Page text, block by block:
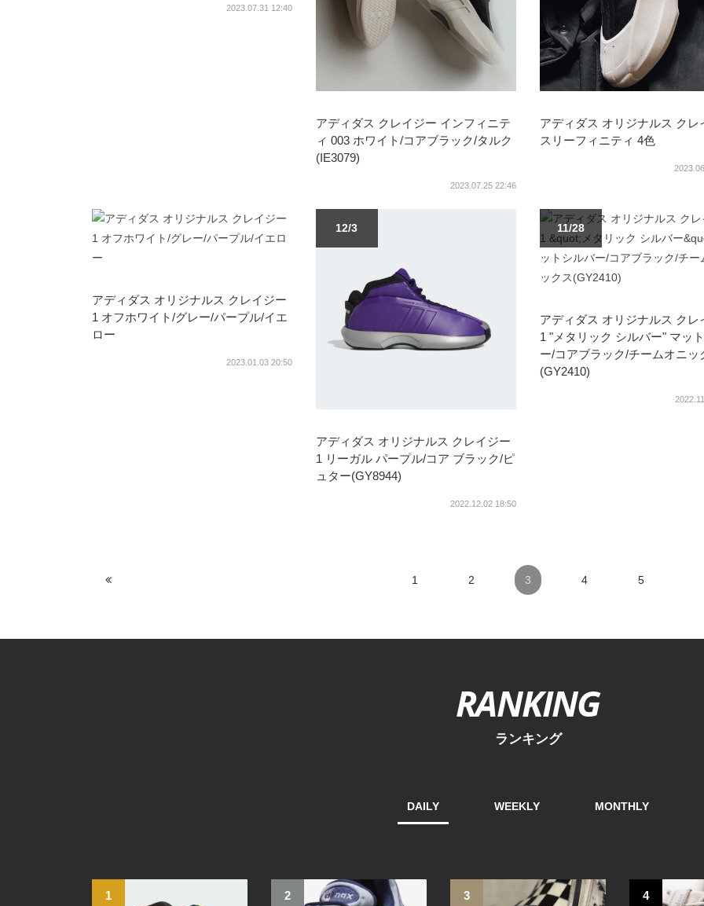
2023.07.31 12:40
アディダス クレイジー インフィニテ
ィ 003 ホワイト/コアブラック/タルク
(IE3079)
2023.07.25 22:46
アディダス オリジナルス クレ
スリーフィニティ 4色
アディダス オリジナルス クレイジー
1 オフホワイト/グレー/パープル/イエ
ロー
2023.01.03 20:50
12/3
アディダス オリジナルス クレイジー
1 リーガル パープル/コア ブラック/ピ
ュター(GY8944)
2022.12.02 18:50
11/28
アディダス オリジナルス クレ
1 "メタリック シルバー" マッ
ー/コアブラック/チームオニッ
(GY2410)
1 2 3 4 5
RANKING
ランキング
DAILY WEEKLY MONTHLY
1 2 3 4